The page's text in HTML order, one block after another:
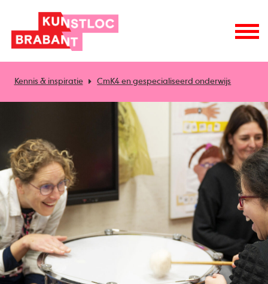
Kennis & inspiratie CmK4 en gespecialiseerd onderwijs